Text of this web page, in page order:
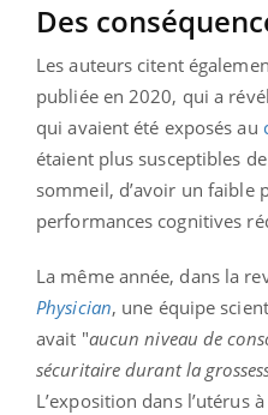
Des
Les auteurs citent
publiée en 2020, qui a
qui avaient été exposés au
étaient plus susceptibles
sommeil, d’avoir un faible
performances cognitives
La même année, dans la
Physician, une équipe
avait "aucun niveau de
sécuritaire durant la
L’exposition dans l’utérus